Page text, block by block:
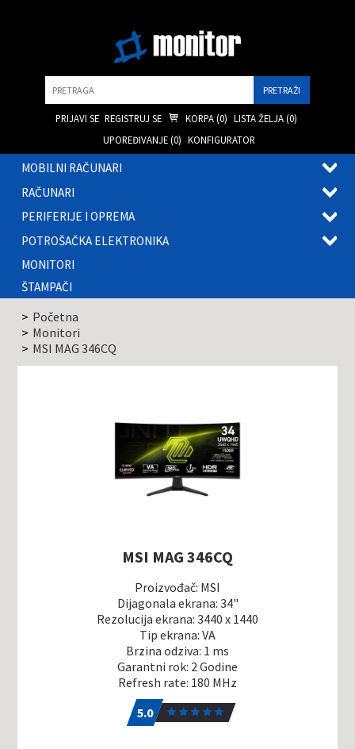
PRIJAVI SE REGISTRUJ SE KORPA (0) LISTA ŽELJA (0)
UPOREĐIVANJE (0) KONFIGURATOR
MOBILNI RAČUNARI
RAČUNARI
PERIFERIJE I OPREMA
POTROŠAČKA ELEKTRONIKA
MONITORI
ŠTAMPAČI
Početna
Monitori
MSI MAG 346CQ
MSI MAG 346CQ
Proizvođač: MSI
Dijagonala ekrana: 34"
Rezolucija ekrana: 3440 x 1440
Tip ekrana: VA
Brzina odziva: 1 ms
Garantni rok: 2 Godine
Refresh rate: 180 MHz
5.0